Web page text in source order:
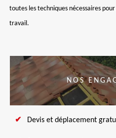
toutes les techniques nécessaires
travail.
NOS
Devis et déplacement